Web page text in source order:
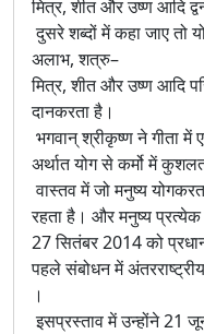
मित्र, शीत और उष्ण आदि
दुसरे शब्दों में कहा जाए तो
अलाभ, शत्रु–
मित्र, शीत और उष्ण आदि
दानकरता है।
भगवान् श्रीकृष्ण ने गीता
अर्थात योग से कर्मो में
वास्तव में जो मनुष्य
रहता है। और मनुष्य
27 सितंबर 2014 को
पहले संबोधन में
।
इसप्रस्ताव में उन्होंने 21